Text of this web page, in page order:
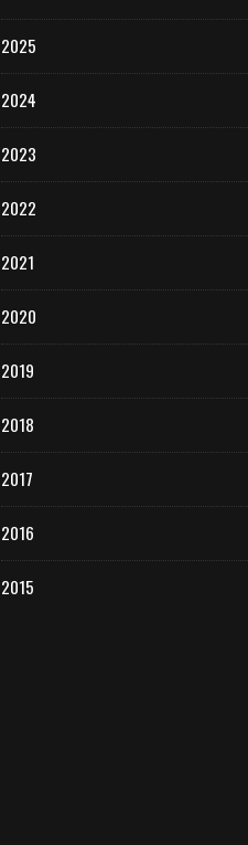
2025
2024
2023
2022
2021
2020
2019
2018
2017
2016
2015